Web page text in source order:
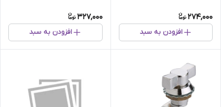
274,000
افزودن به سبد
327,000
افزودن به سبد